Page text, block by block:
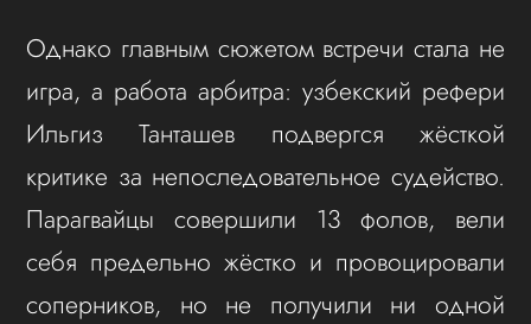
Однако главным сюжетом встречи стала не
игра, а работа арбитра: узбекский рефери
Ильгиз Танташев подвергся жёсткой
критике за непоследовательное судейство.
Парагвайцы совершили 13 фолов, вели
себя предельно жёстко и провоцировали
соперников, но не получили ни одной